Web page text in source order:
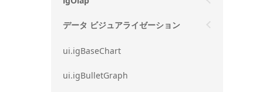
データ ビジュアライゼーション
ui.igBaseChart
ui.igBulletGraph